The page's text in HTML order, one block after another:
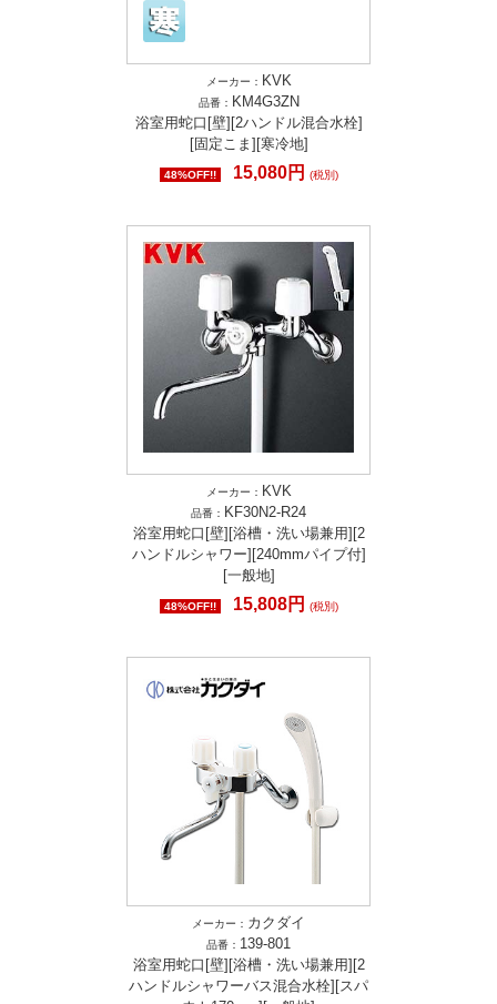
メーカー： KVK
品番： KM4G3ZN
浴室用蛇口[壁][2ハンドル混合水栓]
[固定こま][寒冷地]
48%OFF!! 15,080円 (税別)
メーカー： KVK
品番： KF30N2-R24
浴室用蛇口[壁][浴槽・洗い場兼用][2
ハンドルシャワー][240mmパイプ付]
[一般地]
48%OFF!! 15,808円 (税別)
メーカー： カクダイ
品番： 139-801
浴室用蛇口[壁][浴槽・洗い場兼用][2
ハンドルシャワーバス混合水栓][スパ